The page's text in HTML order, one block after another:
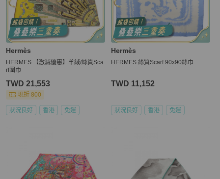
Hermès
HERMES 【激減優惠】羊絨/絲質Sca
rf圍巾
TWD 21,553
現折 800
狀況良好 香港 免運
Hermès
HERMES 絲質Scarf 90x90絲巾
TWD 11,152
狀況良好 香港 免運